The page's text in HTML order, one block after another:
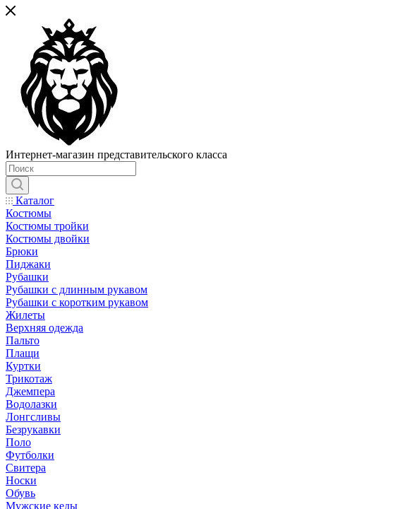
Интернет-магазин представительского класса
Каталог
Костюмы
Костюмы тройки
Костюмы двойки
Брюки
Пиджаки
Рубашки
Рубашки с длинным рукавом
Рубашки с коротким рукавом
Жилеты
Верхняя одежда
Пальто
Плащи
Куртки
Трикотаж
Джемпера
Водолазки
Лонгсливы
Безрукавки
Поло
Футболки
Свитера
Носки
Обувь
Мужские кеды